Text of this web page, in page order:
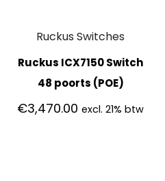
Ruckus Switches
Ruckus ICX7150 Switch
48 poorts (POE)
€3,470.00 excl. 21% btw